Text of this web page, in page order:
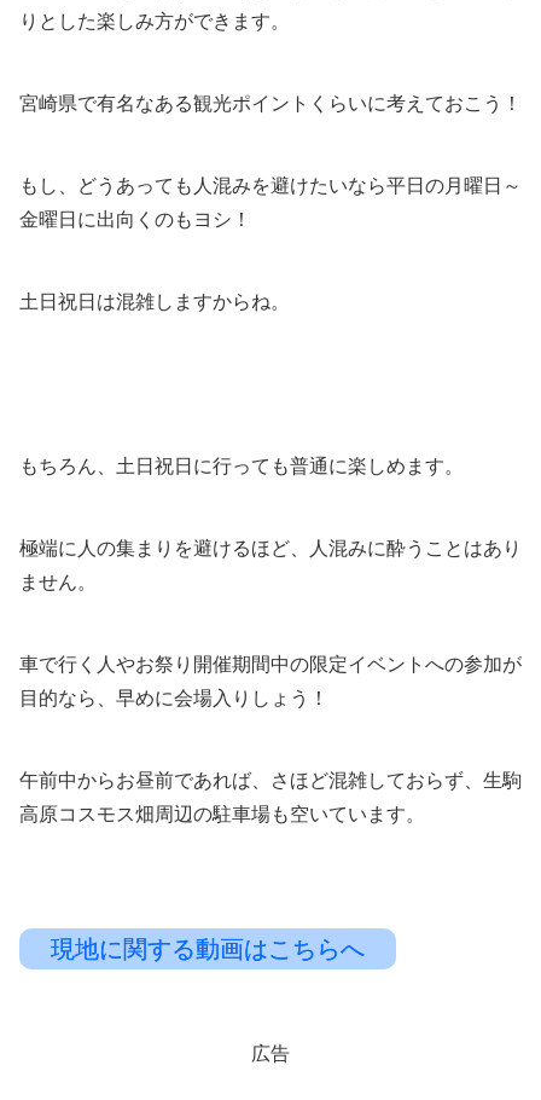
りとした楽しみ方ができます。
宮崎県で有名なある観光ポイントくらいに考えておこう！
もし、どうあっても人混みを避けたいなら平日の月曜日～
金曜日に出向くのもヨシ！
土日祝日は混雑しますからね。
もちろん、土日祝日に行っても普通に楽しめます。
極端に人の集まりを避けるほど、人混みに酔うことはあり
ません。
車で行く人やお祭り開催期間中の限定イベントへの参加が
目的なら、早めに会場入りしょう！
午前中からお昼前であれば、さほど混雑しておらず、生駒
高原コスモス畑周辺の駐車場も空いています。
現地に関する動画はこちらへ
広告